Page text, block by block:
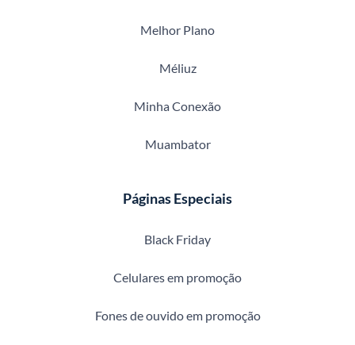
Melhor Plano
Méliuz
Minha Conexão
Muambator
Páginas Especiais
Black Friday
Celulares em promoção
Fones de ouvido em promoção